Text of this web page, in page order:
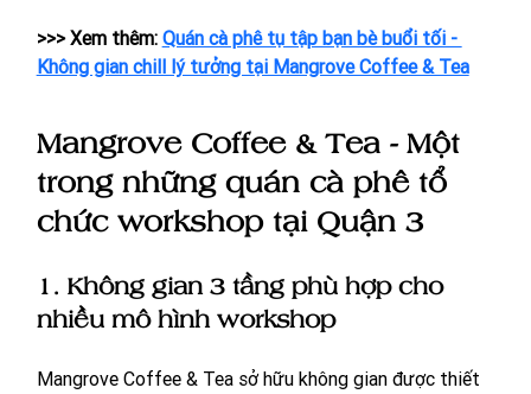
>>> Xem thêm: Quán cà phê tụ tập bạn bè buổi tối -
Không gian chill lý tưởng tại Mangrove Coffee & Tea
Mangrove Coffee & Tea - Một
trong những quán cà phê tổ
chức workshop tại Quận 3
1. Không gian 3 tầng phù hợp cho
nhiều mô hình workshop
Mangrove Coffee & Tea sở hữu không gian được thiết